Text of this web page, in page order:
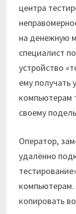
центра
на денежную
специалист
устройство
ему получать
компьютерам
своему
Оператор,
удалённо
копировать